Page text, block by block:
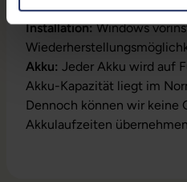
hinterlegt)
Installation:Windows
Akku: Jeder Akku wird auf
Akku-Kapazität liegt im
Dennoch können wir keine
Akkulaufzeiten